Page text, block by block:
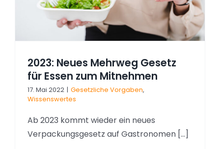
2023: Neues Mehrweg Gesetz
für Essen zum Mitnehmen
17. Mai 2022 | Gesetzliche Vorgaben,
Wissenswertes
Ab 2023 kommt wieder ein neues
Verpackungsgesetz auf Gastronomen [...]